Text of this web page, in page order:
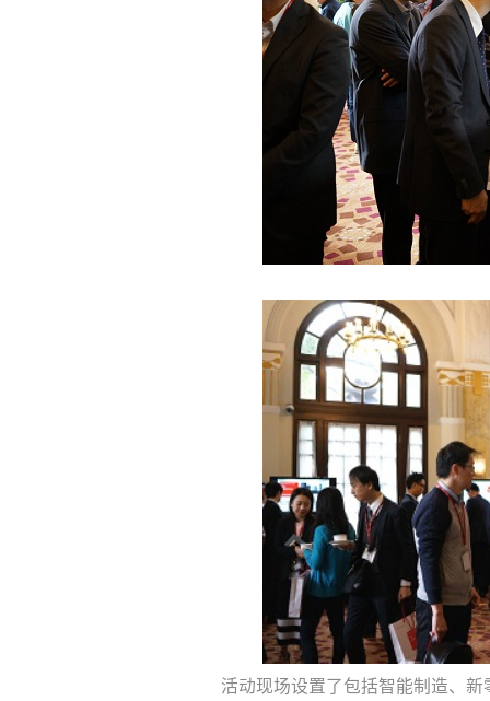
活动现场设置了包括智能制造、